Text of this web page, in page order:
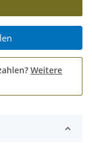
Weitere